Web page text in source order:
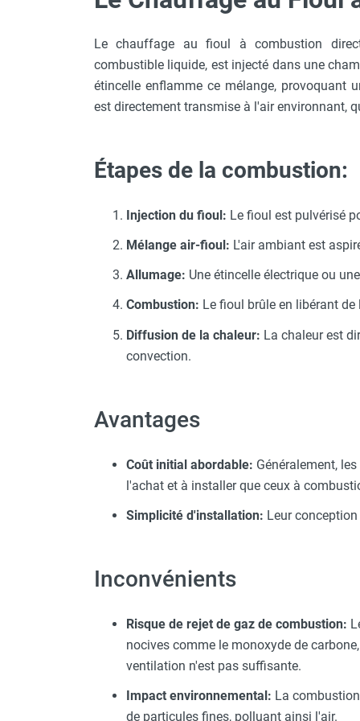
Chaudière mobile à eau
Gaine pour chauffage mobile
Chauffage pour serre et bâtiment
d'élevage
Chauffage FARM au gaz
Rideau d'air et rideau rayonnant
Rideau d'air chaud
Rideau d'air chaud électrique
Rideau d'air chaud encastrable
Rideau d'air eau chaude
chaleur
Rideau d'air pour portes tournantes
Rideau d'air froid
Rideau isolant thermique
Parasol chauffant à gaz
Parasol chauffant et radiant sur
mât électrique
Chauffage infrarouge fixe mur et
plafond
Panneau rayonnant
Lustre infrarouge électrique
Réglette et cassette rayonnante
Chauffage tube radiant et radiant
lumineux au gaz
Chauffage radiant tube suspendu
au gaz
Le chauffage au fioul à combustion
combustible liquide, est injecté dans une
étincelle enflamme ce mélange, provoquant
est directement transmise à l'air environnant,
Étapes de la combustion:
Injection du fioul: Le fioul est pulvérisé
Mélange air-fioul: L'air ambiant est
Allumage: Une étincelle électrique ou
Combustion: Le fioul brûle en libérant
Diffusion de la chaleur: La chaleur est
convection.
Avantages
Coût initial abordable: Généralement,
l'achat et à installer que ceux à
Simplicité d'installation: Leur
Inconvénients
Risque de rejet de gaz de combustion:
nocives comme le monoxyde de
ventilation n'est pas suffisante.
Impact environnemental: La
de particules fines, polluant ainsi l'air.